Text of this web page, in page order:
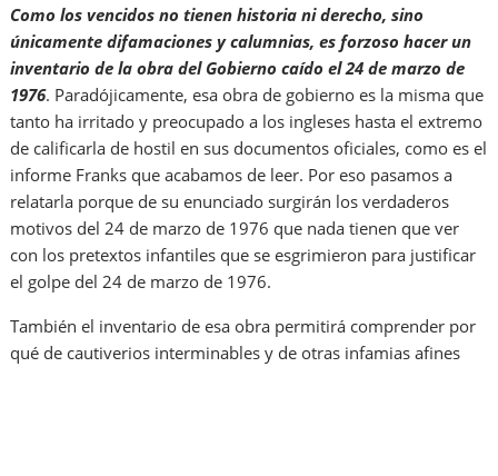
Como los vencidos no tienen historia ni derecho, sino
únicamente difamaciones y calumnias, es forzoso hacer un
inventario de la obra del Gobierno caído el 24 de marzo de
1976. Paradójicamente, esa obra de gobierno es la misma que
tanto ha irritado y preocupado a los ingleses hasta el extremo
de calificarla de hostil en sus documentos oficiales, como es el
informe Franks que acabamos de leer. Por eso pasamos a
relatarla porque de su enunciado surgirán los verdaderos
motivos del 24 de marzo de 1976 que nada tienen que ver
con los pretextos infantiles que se esgrimieron para justificar
el golpe del 24 de marzo de 1976.
También el inventario de esa obra permitirá comprender por
qué de cautiverios interminables y de otras infamias afines